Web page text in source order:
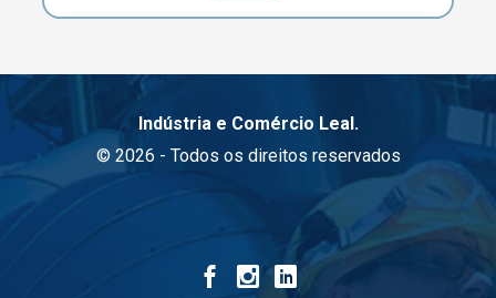
Indústria e Comércio Leal.
© 2026 - Todos os direitos reservados